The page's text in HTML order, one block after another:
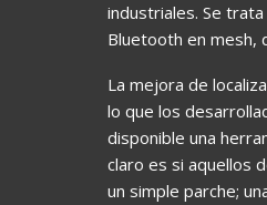
industriales. Se
Bluetooth en mesh,
La mejora de
lo que los
disponible una
claro es si aquellos
un simple parche;